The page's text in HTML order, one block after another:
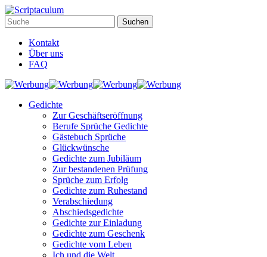
Kontakt
Über uns
FAQ
Gedichte
Zur Geschäftseröffnung
Berufe Sprüche Gedichte
Gästebuch Sprüche
Glückwünsche
Gedichte zum Jubiläum
Zur bestandenen Prüfung
Sprüche zum Erfolg
Gedichte zum Ruhestand
Verabschiedung
Abschiedsgedichte
Gedichte zur Einladung
Gedichte zum Geschenk
Gedichte vom Leben
Ich und die Welt